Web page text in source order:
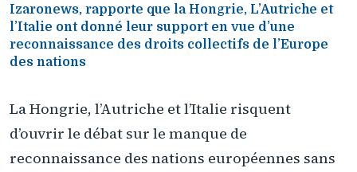
Izaronews, rapporte que la Hongrie, L’Autriche et
l’Italie ont donné leur support en vue d’une
reconnaissance des droits collectifs de l’Europe
des nations
La Hongrie, l’Autriche et l’Italie risquent
d’ouvrir le débat sur le manque de
reconnaissance des nations européennes sans